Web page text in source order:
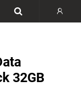
32GB